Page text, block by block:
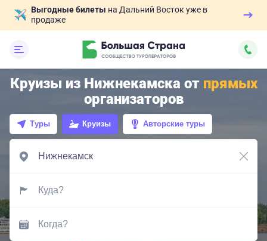
Выгодные билеты на Дальний Восток уже в
продаже
Круизы из Нижнекамска от прямых
организаторов
Туры Круизы Авторские туры